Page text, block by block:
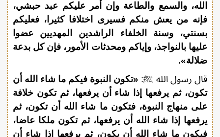
الله، والسمع والطاعة وإن أمر عليكم عبد حبشي،
فإنه من يعش منكم فسيرى اختلافا كثيرا، فعليكم
بسنتي، وسنة الخلفاء الراشدين المهديين عضوا
عليها بالنواجذ، وإياكم ومحدثات الأمور، فإن كل بدعة
ضلالة».
قال رسول الله ﷺ: «تكون النبوة فيكم ما شاء الله أن
تكون، ثم يرفعها إذا شاء أن يرفعها، ثم تكون خلافة
على منهاج النبوة، فتكون ما شاء الله أن تكون، ثم
يرفعها إذا شاء الله أن يرفعها، ثم تكون ملكا عاضا،
فيكون ما شاء الله أن يكون، ثم يرفعها إذا شاء أن